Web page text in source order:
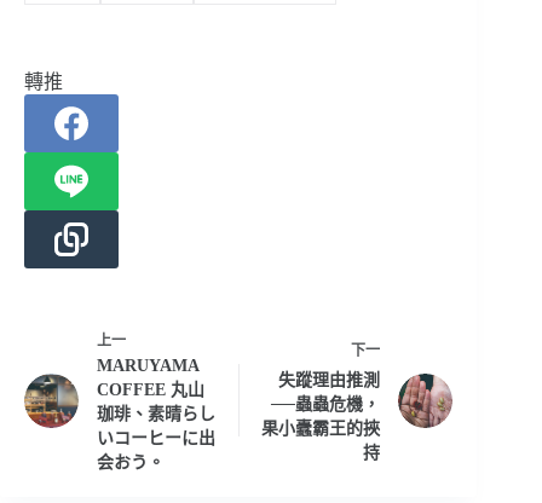
轉推
上一
MARUYAMA
COFFEE 丸山
珈琲、素晴らし
いコーヒーに出
会おう。
下一
失蹤理由推測
──蟲蟲危機，
果小蠹霸王的挾
持